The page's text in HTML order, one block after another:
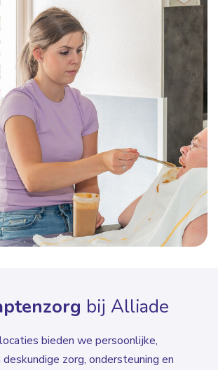
bij Alliade
bieden we persoonlijke,
zorg, ondersteuning en